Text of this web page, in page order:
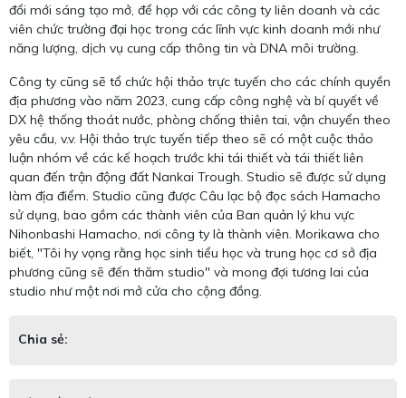
đổi mới sáng tạo mở, để họp với các công ty liên doanh và các
viên chức trường đại học trong các lĩnh vực kinh doanh mới như
năng lượng, dịch vụ cung cấp thông tin và DNA môi trường.
Công ty cũng sẽ tổ chức hội thảo trực tuyến cho các chính quyền
địa phương vào năm 2023, cung cấp công nghệ và bí quyết về
DX hệ thống thoát nước, phòng chống thiên tai, vận chuyển theo
yêu cầu, v.v. Hội thảo trực tuyến tiếp theo sẽ có một cuộc thảo
luận nhóm về các kế hoạch trước khi tái thiết và tái thiết liên
quan đến trận động đất Nankai Trough. Studio sẽ được sử dụng
làm địa điểm. Studio cũng được Câu lạc bộ đọc sách Hamacho
sử dụng, bao gồm các thành viên của Ban quản lý khu vực
Nihonbashi Hamacho, nơi công ty là thành viên. Morikawa cho
biết, "Tôi hy vọng rằng học sinh tiểu học và trung học cơ sở địa
phương cũng sẽ đến thăm studio" và mong đợi tương lai của
studio như một nơi mở cửa cho cộng đồng.
Chia sẻ: